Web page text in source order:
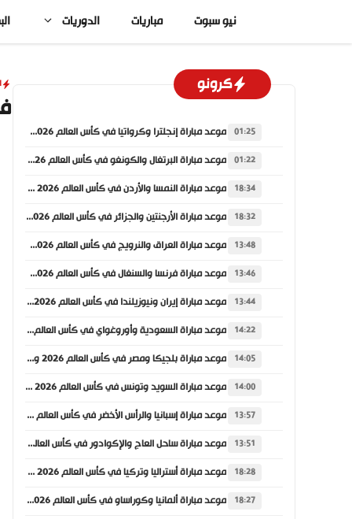
المحتوى
نيو سبوت مباريات الدوريات
كرونو
01:25 موعد مباراة إنجلترا وكرواتيا في كأس العالم 2026 والقنوات الناقلة
01:22 موعد مباراة البرتغال والكونغو في كأس العالم 2026 والقنوات الناقلة
18:34 موعد مباراة النمسا والأردن في كأس العالم 2026 والقنوات الناقلة
18:32 موعد مباراة الأرجنتين والجزائر في كأس العالم 2026 والقنوات الناقلة
13:48 موعد مباراة العراق والنرويج في كأس العالم 2026 والقنوات الناقلة
13:46 موعد مباراة فرنسا والسنغال في كأس العالم 2026 والقنوات الناقلة
13:44 موعد مباراة إيران ونيوزيلندا في كأس العالم 2026 والقنوات الناقلة
14:22 موعد مباراة السعودية وأوروغواي في كأس العالم 2026 والقنوات الناقلة
14:05 موعد مباراة بلجيكا ومصر في كأس العالم 2026 والقنوات الناقلة
14:00 موعد مباراة السويد وتونس في كأس العالم 2026 والقنوات الناقلة
13:57 موعد مباراة إسبانيا والرأس الأخضر في كأس العالم 2026 والقنوات الناقلة
13:51 موعد مباراة ساحل العاج والإكوادور في كأس العالم 2026 والقنوات الناقلة
18:28 موعد مباراة أستراليا وتركيا في كأس العالم 2026 والقنوات الناقلة
18:27 موعد مباراة ألمانيا وكوراساو في كأس العالم 2026 والقنوات الناقلة